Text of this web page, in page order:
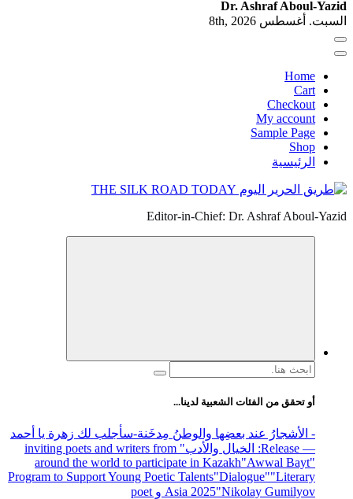
Editor-in-
والوطنُ مِدخَنة-سأجلب لك زهرة يا أحمد
" inviting poets and writers from
around the world to participate in
Program to Support Young Poetic
Asia